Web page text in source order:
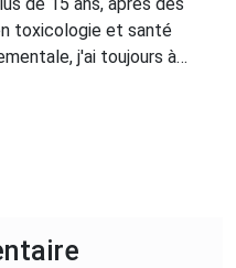
toxicologie et santé
j'ai toujours à
les recherches